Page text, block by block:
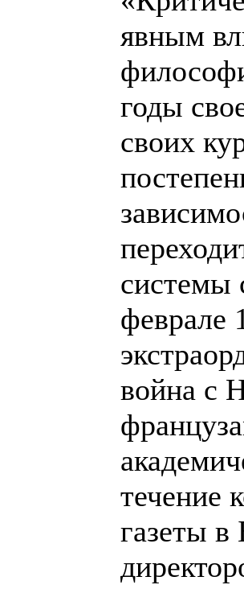
явным
годы
своих
системы
феврале
война с
течение
газеты